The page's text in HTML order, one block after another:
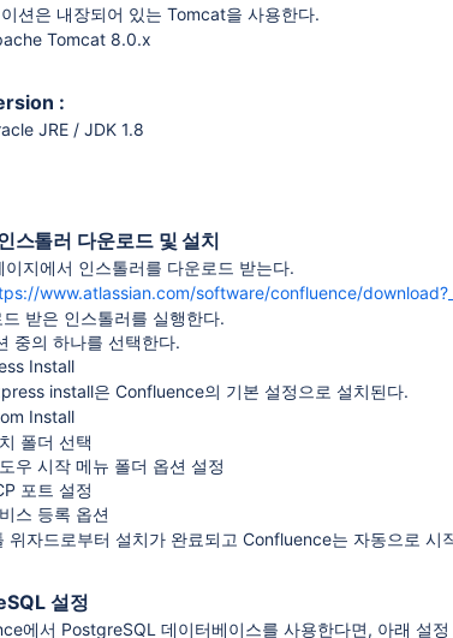
션은 내장되어 있는 Tomcat을 사용한다.
Tomcat 8.0.x
:
JRE / JDK 1.8
스톨러 다운로드 및 설치
이지에서 인스톨러를 다운로드 받는다.
www.atlassian.com/software/confluence/
받은 인스톨러를 실행한다.
중의 하나를 선택한다.
Install
install은 Confluence의 기본 설정으로 설치된다.
Install
폴더 선택
우 시작 메뉴 폴더 옵션 설정
포트 설정
스 등록 옵션
위자드로부터 설치가 완료되고 Confluence는 자동으로 시
설정
에서 PostgreSQL 데이터베이스를 사용한다면, 아래 설